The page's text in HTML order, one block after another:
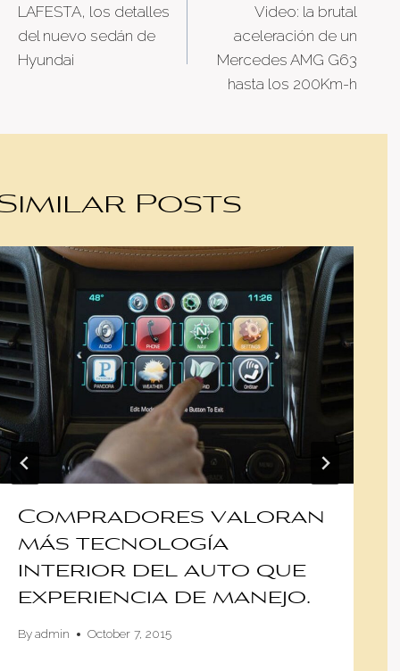
navigation
LAFESTA, los detalles
del nuevo sedán de
Hyundai
Video: la brutal
aceleración de un
Mercedes AMG G63
hasta los 200Km-h
Posts
Compradores valoran
más tecnología
interior del auto que
experiencia de manejo.
Byadmin October 7, 2015